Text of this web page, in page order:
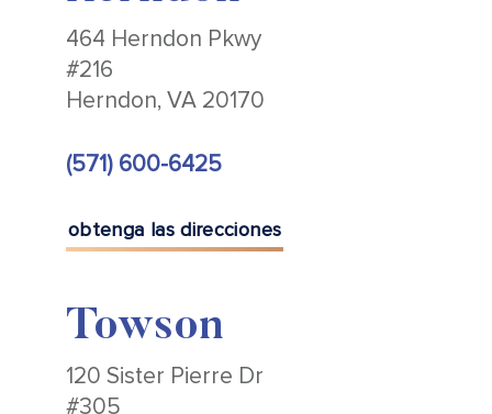
464 Herndon Pkwy
#216
Herndon, VA 20170
(571) 600-6425
obtenga las direcciones
Towson
120 Sister Pierre Dr
#305